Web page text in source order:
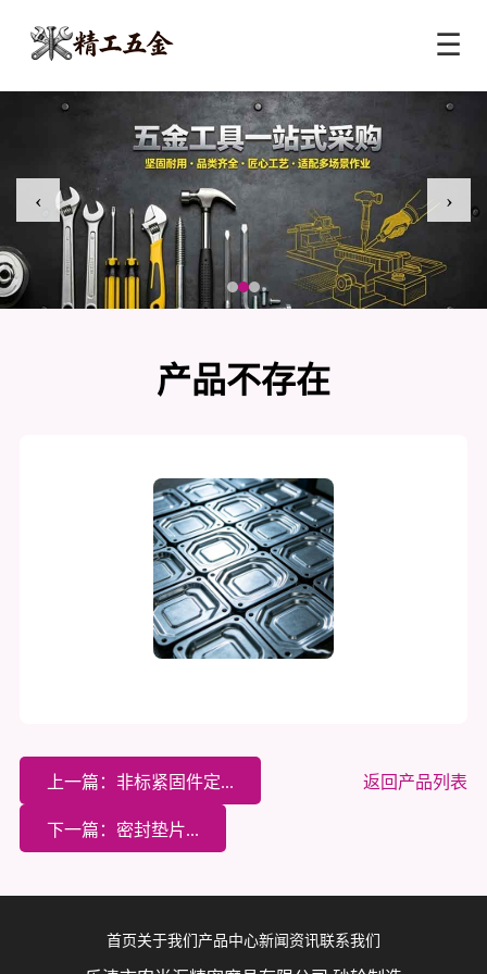
☰
‹ ›
产品不存在
上一篇：非标紧固件定... 返回产品列表
下一篇：密封垫片...
首页 关于我们 产品中心新闻资讯联系我们